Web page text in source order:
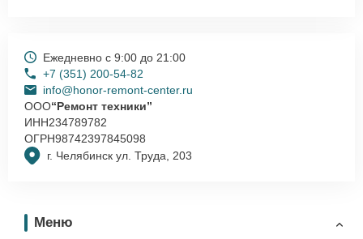
г. Челябинск ул. Труда, 203
Ежедневно с 9:00 до 21:00
+7 (351) 200-54-82
info@honor-remont-center.ru
ООО“Ремонт техники”
ИНН234789782
ОГРН98742397845098
Меню